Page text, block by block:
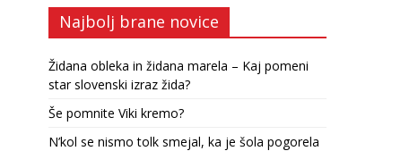
Najbolj brane novice
Židana obleka in židana marela – Kaj pomeni
star slovenski izraz žida?
Še pomnite Viki kremo?
N’kol se nismo tolk smejal, ka je šola pogorela